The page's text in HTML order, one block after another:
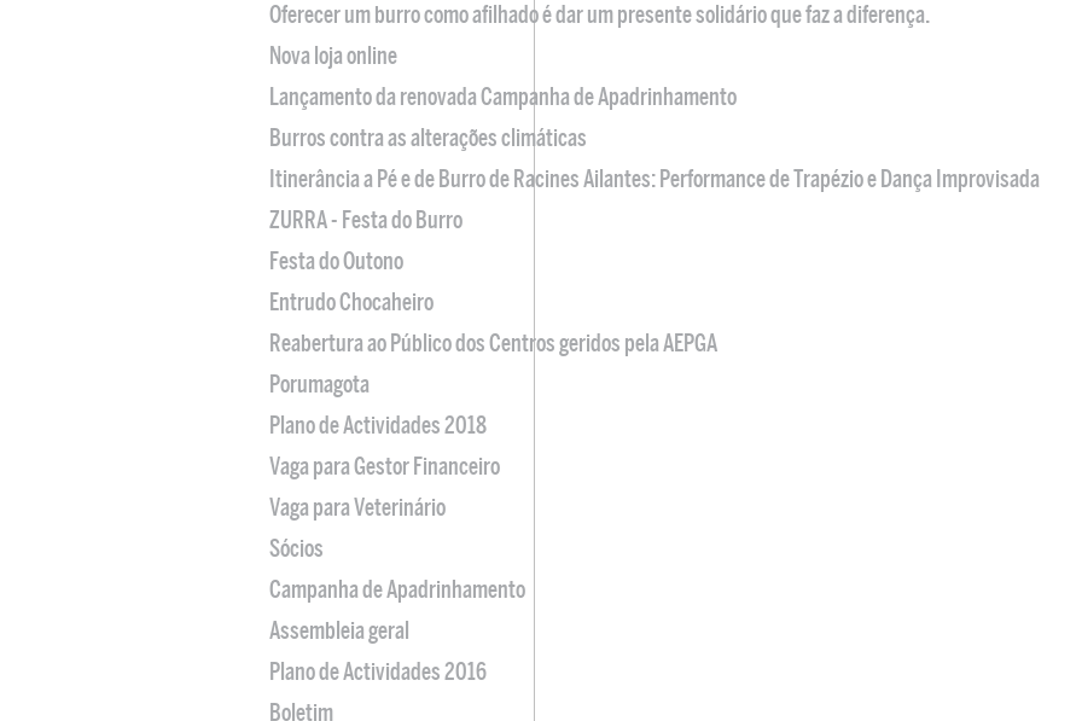
Oferecer um burro como afilhado é dar um presente solidário que faz a diferença.
Nova loja online
Lançamento da renovada Campanha de Apadrinhamento
Burros contra as alterações climáticas
Itinerância a Pé e de Burro de Racines Ailantes: Performance de Trapézio e Dança Improvisada
ZURRA - Festa do Burro
Festa do Outono
Entrudo Chocaheiro
Reabertura ao Público dos Centros geridos pela AEPGA
Porumagota
Plano de Actividades 2018
Vaga para Gestor Financeiro
Vaga para Veterinário
Sócios
Campanha de Apadrinhamento
Assembleia geral
Plano de Actividades 2016
Boletim